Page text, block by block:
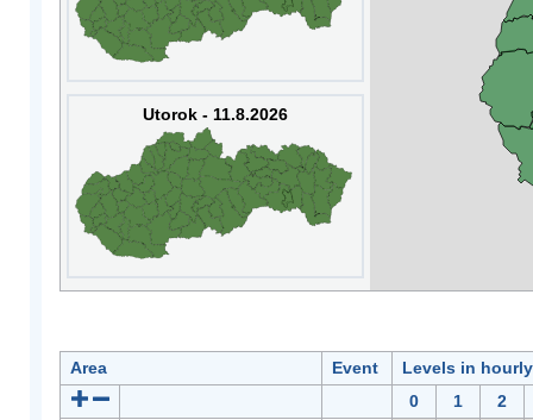
Utorok - 11.8.2026
Area Event
Levels in
0
1
2